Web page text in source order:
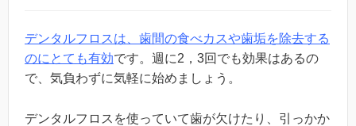
デンタルフロスは、歯間の食べカスや歯垢を除去する
のにとても有効です。週に2，3回でも効果はあるの
で、気負わずに気軽に始めましょう。
デンタルフロスを使っていて歯が欠けたり、引っかか